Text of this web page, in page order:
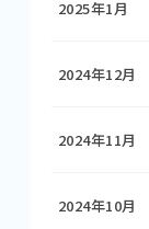
2025年1月
2024年12月
2024年11月
2024年10月